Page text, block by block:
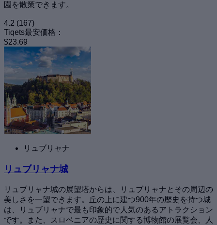
園を散策できます。
4.2 (167)
Tiqets最安価格：
$23.69
リュブリャナ
リュブリャナ城
リュブリャナ城の展望塔からは、リュブリャナとその周辺の
美しさを一望できます。丘の上に建つ900年の歴史を持つ城
は、リュブリャナで最も印象的で人気のあるアトラクション
です。また、スロベニアの歴史に関する博物館の展覧会、人